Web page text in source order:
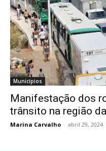
Municípios
Manifestação dos
trânsito na região
Marina Carvalho - abril 29, 2024